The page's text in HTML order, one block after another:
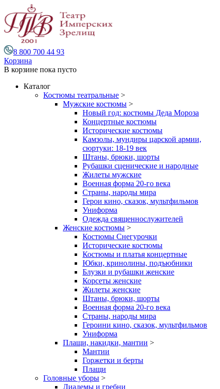
8 800 700 44 93
Корзина
В корзине пока пусто
Каталог
Костюмы театральные >
Мужские костюмы >
Новый год: костюмы Деда Мороза
Концертные костюмы
Исторические костюмы
Камзолы, мундиры царской армии,
сюртуки: 18-19 век
Штаны, брюки, шорты
Рубашки сценические и народные
Жилеты мужские
Военная форма 20-го века
Страны, народы мира
Герои кино, сказок, мультфильмов
Униформа
Одежда священнослужителей
Женские костюмы >
Костюмы Снегурочки
Исторические костюмы
Костюмы и платья концертные
Юбки, кринолины, подъюбники
Блузки и рубашки женские
Корсеты женские
Жилеты женские
Штаны, брюки, шорты
Военная форма 20-го века
Страны, народы мира
Героини кино, сказок, мультфильмов
Униформа
Плащи, накидки, мантии >
Мантии
Горжетки и берты
Плащи
Головные уборы >
Диадемы и гребни